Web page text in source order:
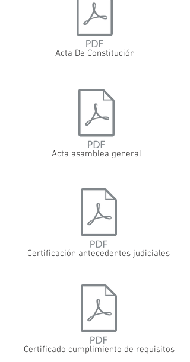
Acta De Constitución
Acta asamblea general
Certificación antecedentes judiciales
Certificado cumplimiento de requisitos